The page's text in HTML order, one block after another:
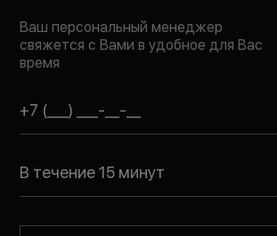
Ваш персональный менеджер
свяжется с Вами в удобное для Вас
время
В течение 15 минут